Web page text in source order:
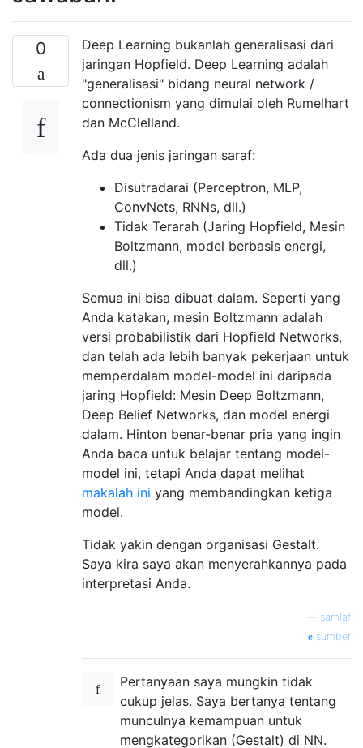
0
Deep Learning bukanlah generalisasi dari
jaringan Hopfield. Deep Learning adalah
"generalisasi" bidang neural network /
connectionism yang dimulai oleh Rumelhart
dan McClelland.
Ada dua jenis jaringan saraf:
Disutradarai (Perceptron, MLP,
ConvNets, RNNs, dll.)
Tidak Terarah (Jaring Hopfield, Mesin
Boltzmann, model berbasis energi,
dll.)
Semua ini bisa dibuat dalam. Seperti yang
Anda katakan, mesin Boltzmann adalah
versi probabilistik dari Hopfield Networks,
dan telah ada lebih banyak pekerjaan untuk
memperdalam model-model ini daripada
jaring Hopfield: Mesin Deep Boltzmann,
Deep Belief Networks, dan model energi
dalam. Hinton benar-benar pria yang ingin
Anda baca untuk belajar tentang model-
model ini, tetapi Anda dapat melihat
makalah ini yang membandingkan ketiga
model.
Tidak yakin dengan organisasi Gestalt.
Saya kira saya akan menyerahkannya pada
interpretasi Anda.
samlaf
sumber
Pertanyaan saya mungkin tidak
cukup jelas. Saya bertanya tentang
munculnya kemampuan untuk
mengkategorikan (Gestalt) di NN.